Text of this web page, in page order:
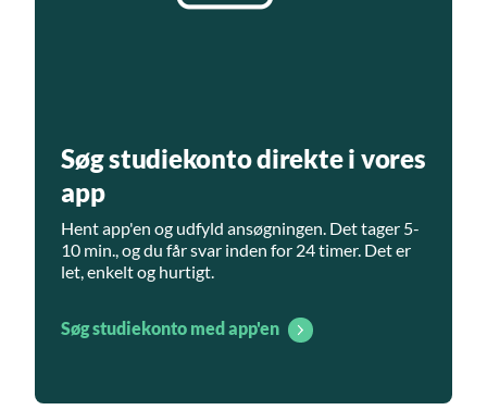
Søg studiekonto direkte i vores
app
Hent app'en og udfyld ansøgningen. Det tager 5-
10 min., og du får svar inden for 24 timer. Det er
let, enkelt og hurtigt.
Søg studiekonto med app'en